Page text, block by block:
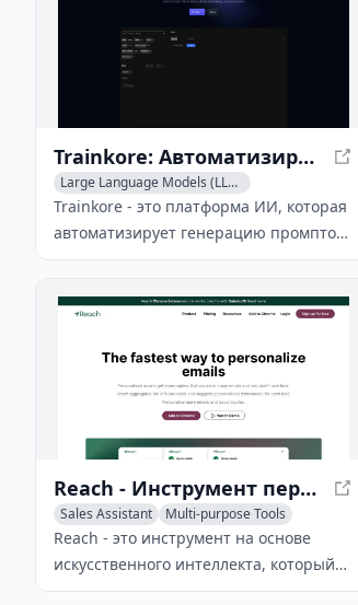
Trainkore: Автоматизируйте Промпты и Сэкономьте 85% Затрат
Large Language Models (LLMs)
AI Tools Directory
Multi-purpose Tools
Trainkore - это платформа ИИ, которая
автоматизирует генерацию промптов,
переключение моделей и оценку,
85% затрат. С помощью своих
наблюдаемости и итеративных
журналов Trainkore позволяет
пользователям создавать
эффективные модели ИИ, понимая
эффективные промпты.
Reach - Инструмент персонализации электронной почты на основе ИИ
Sales Assistant
Multi-purpose Tools
AI Advertising Assistant
Reach - это инструмент на основе
искусственного интеллекта, который
оптимизирует процесс продаж и